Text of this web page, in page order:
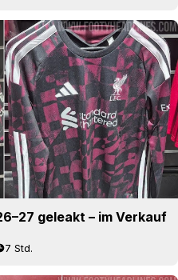
geleakt – im Verkauf
7 Std.